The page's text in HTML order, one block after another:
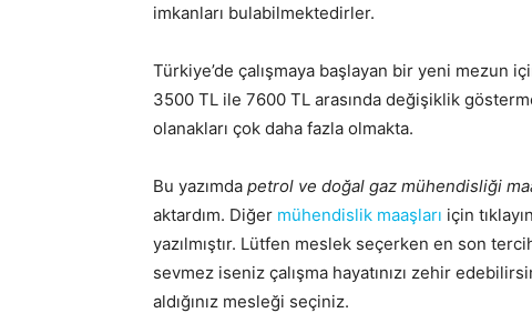
imkanları bulabilmektedirler.
Türkiye’de çalışmaya başlayan bir yeni mezun
3500 TL ile 7600 TL arasında değişiklik
olanakları çok daha fazla olmakta.
Bu yazımda petrol ve doğal gaz mühendisliği
aktardım. Diğer mühendislik maaşları için
yazılmıştır. Lütfen meslek seçerken en son
sevmez iseniz çalışma hayatınızı zehir
aldığınız mesleği seçiniz.